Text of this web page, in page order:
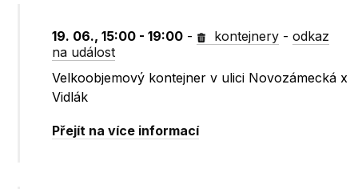
19. 06., 15:00 - 19:00 - kontejnery -odkaz
na událost
Velkoobjemový kontejner v ulici Novozámecká x
Vidlák
Přejít na více informací